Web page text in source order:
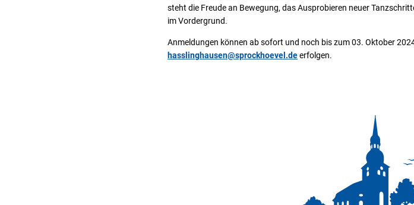
steht die Freude an Bewegung, das Ausprobieren neuer
im Vordergrund.
Anmeldungen können ab sofort und noch bis zum 03. Oktober
hasslinghausen@sprockhoevel.deerfolgen.